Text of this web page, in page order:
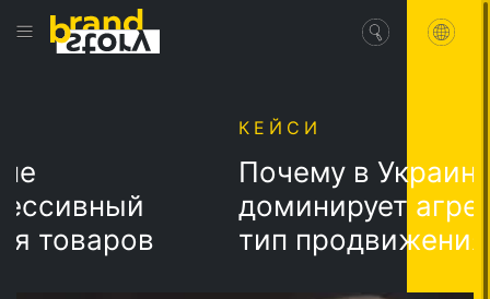
КЕЙСИ
Почему в Украине
доминирует
тип продвижения